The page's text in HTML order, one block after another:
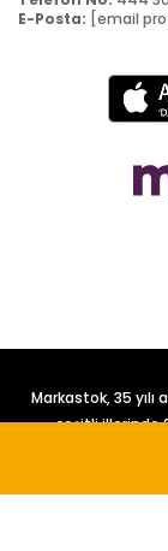
E-Posta: [email
Markastok, 35 yılı
çeşitli illerinde